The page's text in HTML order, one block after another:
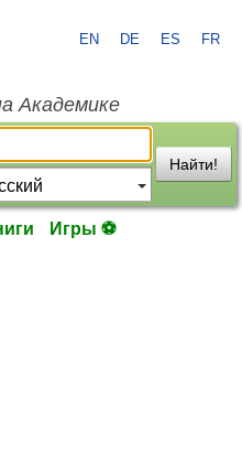
EN DE ES FR
Академике
Найти!
Игры ⚽